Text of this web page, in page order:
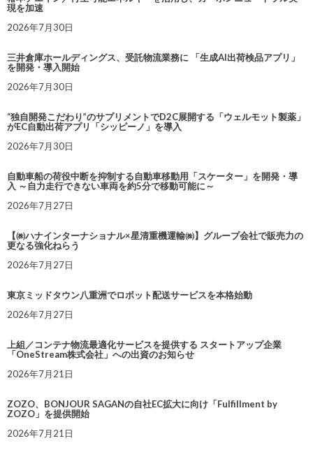
現を加速
2026年7月30日
三井倉庫ホールディングス、受託物流業務に 「生成AI出荷検品アプリ」
を開発・導入開始
2026年7月30日
“独自開発こだわり”のサプリメントでD2C展開する「ウェルモット製薬」
がEC自動出荷アプリ「シッピーノ」を導入
2026年7月30日
自動車船の荷役中断を抑制する自動車移動用「スケーター」を開発・導
入 ～自力走行できない車両を約5分で移動可能に～
2026年7月27日
【㈱ハナインターナショナル×星清重機運輸㈱】グループ会社で販売力の
更なる強化ねらう
2026年7月27日
東京ミッドタウン八重洲でロボット配送サービスを本格始動
2026年7月27日
上組／コンテナ物流最適化サービスを提供する スタートアップ企業
「OneStream株式会社」への出資のお知らせ
2026年7月21日
ZOZO、BONJOUR SAGANの自社EC拡大に向け「Fulfillment by
ZOZO」を提供開始
2026年7月21日